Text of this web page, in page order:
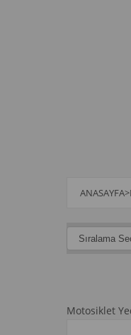
ANASAYFA>
Motosiklet